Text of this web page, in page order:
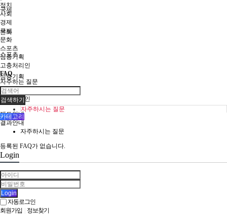
국제
문화
스포츠
심층기획
고충처리인
제도안내
결과안내
정치
사회
경제
국제
문화
스포츠
심층기획
고충처리인
FAQ
자주하는 질문
검색하기
자주하시는 질문
카테고리
자주하시는 질문
등록된 FAQ가 없습니다.
Login
Login
자동로그인
회원가입
정보찾기